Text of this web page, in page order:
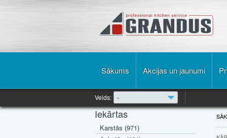
Sākums Akcijas un jaunumi
Veids: -
Iekārtas
Karstās (971)